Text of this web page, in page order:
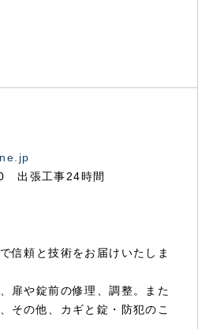
出張工事24時間
信頼と技術をお届けいたしま
扉や錠前の修理、調整。また
その他、カギと錠・防犯のこ